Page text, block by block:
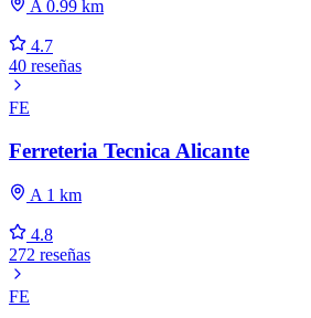
A 0.99 km
4.7
40 reseñas
FE
Ferreteria Tecnica Alicante
A 1 km
4.8
272 reseñas
FE